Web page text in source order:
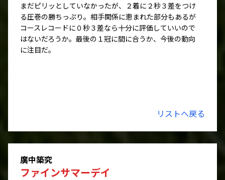
まだピリッとしていなかったが、２着に２秒３差をつけ
る圧巻の勝ちっぷり。相手関係に恵まれた部分もあるが
コースレコードに０秒３差なら十分に評価していいので
はないだろうか。最後の１冠に間に合うか、今後の動向
に注目だ。
リストへ戻る
廣中築究
ファインサマーデイ